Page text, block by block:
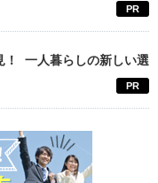
PR
！ 一人暮らしの新しい選
PR